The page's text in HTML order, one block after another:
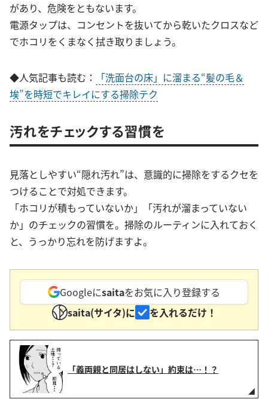
があり、危険をともないます。
電源タップは、コンセントを抜いてから乾いたクロスなど
でホコリをくまなく拭き取りましょう。
◆人気記事も読む：
「洗面台の床」に溜まる“髪の毛＆
埃”を時短でキレイにする掃除テク
汚れをチェックする習慣を
見落としやすい“隠れ汚れ”は、意識的に掃除をするクセを
つけることで対処できます。
「ホコリが積もっていないか」「汚れが溜まっていない
か」のチェックの習慣を。掃除のルーティンに入れておく
と、うっかり忘れを防げますよ。
Googleにsaitaをお気に入り登録する
saita(サイタ)に
を入れるだけ！
「義両親と同居はしない」約束は…！？